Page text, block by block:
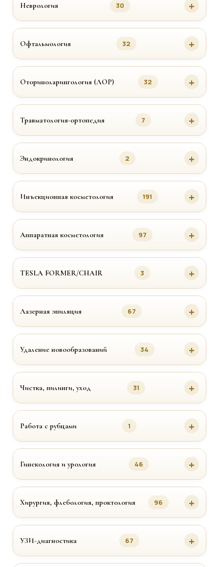
Неврология 30
Офтальмология 32
Оториноларингология (ЛОР) 32
Травматология-ортопедия 7
Эндокринология 2
Инъекционная косметология 191
Аппаратная косметология 97
TESLA FORMER/CHAIR 3
Лазерная эпиляция 67
Удаление новообразований 34
Чистка, пилинги, уход 31
Работа с рубцами 1
Гинекология и урология 46
Хирургия, флебология, проктология 96
УЗИ-диагностика 67